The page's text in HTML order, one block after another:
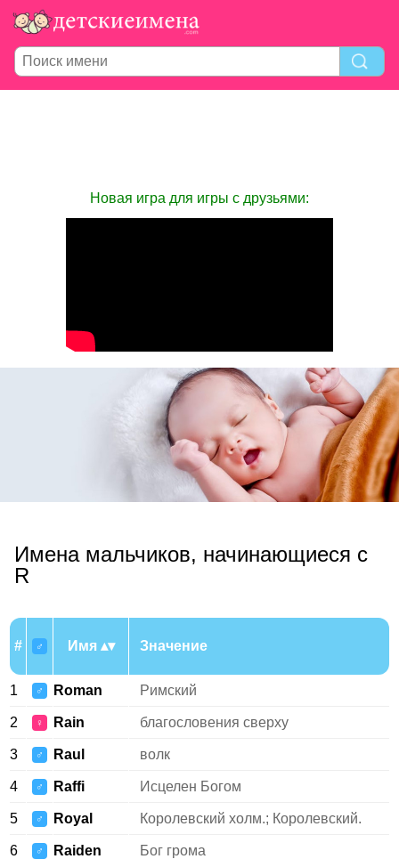
Новая игра для игры с друзьями:
Имена мальчиков, начинающиеся с
R
# ♂ Имя Значение
1 ♂ Roman Римский
2 ♀ Rain благословения сверху
3 ♂ Raul волк
4 ♂ Raffi Исцелен Богом
5 ♂ Royal Королевский холм.; Королевский.
6 ♂ Raiden Бог грома